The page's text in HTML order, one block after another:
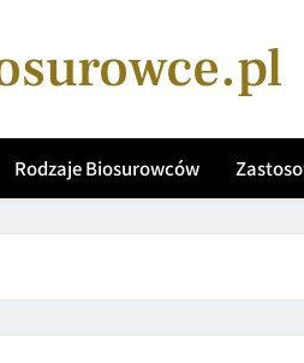
Rodzaje Biosurowców